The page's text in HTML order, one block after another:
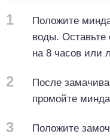
1
Положите
воды.
на 8 часов или
2
После
промойте
3
Положите